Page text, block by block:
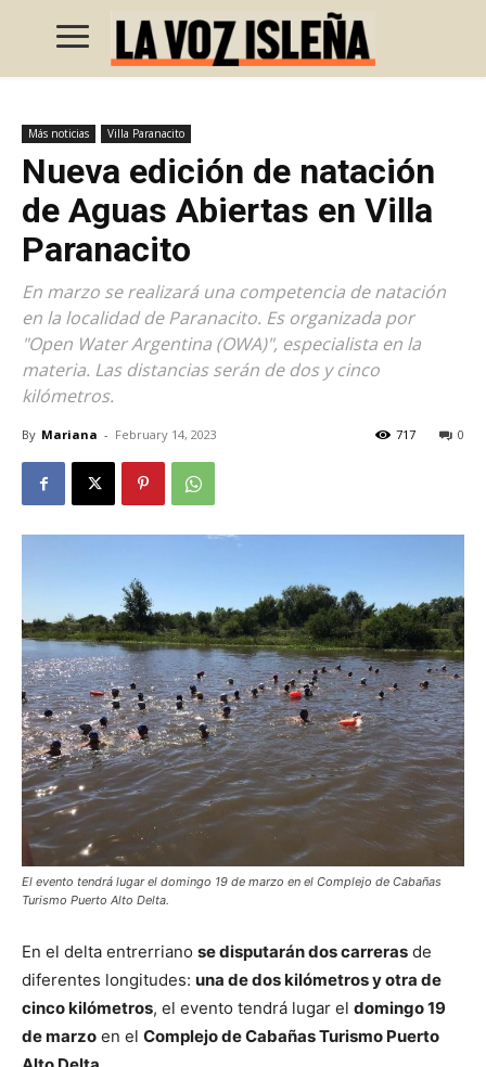
Más noticias Villa Paranacito
Nueva edición de natación
de Aguas Abiertas en Villa
Paranacito
En marzo se realizará una competencia de natación
en la localidad de Paranacito. Es organizada por
"Open Water Argentina (OWA)", especialista en la
materia. Las distancias serán de dos y cinco
kilómetros.
By Mariana - February 14, 2023 0
717
El evento tendrá lugar el domingo 19 de marzo en el Complejo de Cabañas
Turismo Puerto Alto Delta.
En el delta entrerriano se disputarán dos carreras de
diferentes longitudes: una de dos kilómetros y otra de
cinco kilómetros, el evento tendrá lugar el domingo 19
de marzo en el Complejo de Cabañas Turismo Puerto